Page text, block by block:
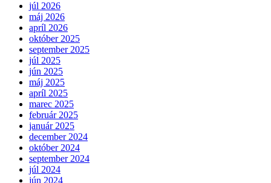
júl 2026
máj 2026
apríl 2026
október 2025
september 2025
júl 2025
jún 2025
máj 2025
apríl 2025
marec 2025
február 2025
január 2025
december 2024
október 2024
september 2024
júl 2024
jún 2024